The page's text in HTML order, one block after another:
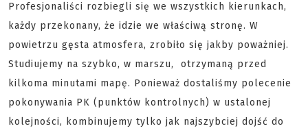
Profesjonaliści rozbiegli się we wszystkich kierunkach,
każdy przekonany, że idzie we właściwą stronę. W
powietrzu gęsta atmosfera, zrobiło się jakby poważniej.
Studiujemy na szybko, w marszu, otrzymaną przed
kilkoma minutami mapę. Ponieważ dostaliśmy polecenie
pokonywania PK (punktów kontrolnych) w ustalonej
kolejności, kombinujemy tylko jak najszybciej dojść do